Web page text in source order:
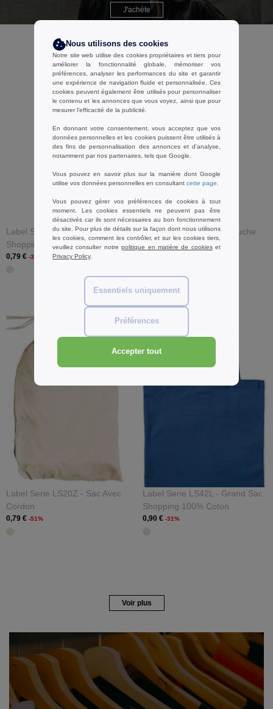
J'achète
Label Serie LS42B - Sac De
Shopping
0,79 € -35%
B&C BCID3 - Sweat Capuche
Homme & Femme Coton
Label Serie LS20Z - Sac Avec
Cordon
0,79 € -51%
Label Serie LS42L - Grand Sac
Shopping 100% Coton
0,90 € -31%
Voir plus
Nous utilisons des cookies
Notre site web utilise des cookies propriétaires et tiers pour
améliorer la fonctionnalité globale, mémoriser vos
préférences, analyser les performances du site et garantir
une expérience de navigation fluide et personnalisée. Ces
cookies peuvent également être utilisés pour personnaliser
le contenu et les annonces que vous voyez, ainsi que pour
mesurer l’efficacité de la publicité.
En donnant votre consentement, vous acceptez que vos
données personnelles et les cookies puissent être utilisés à
des fins de personnalisation des annonces et d'analyse,
notamment par nos partenaires, tels que Google.
Vous pouvez en savoir plus sur la manière dont Google
utilise vos données personnelles en consultant cette page
Vous pouvez gérer vos préférences de cookies à tout
moment. Les cookies essentiels ne peuvent pas être
désactivés car ils sont nécessaires au bon fonctionnement
du site. Pour plus de détails sur la façon dont nous utilisons
les cookies, comment les contrôler, et sur les cookies tiers,
veuillez consulter notrepolitique en matière de cookieset
Privacy Policy.
Essentiels uniquement
Préférences
Accepter tout